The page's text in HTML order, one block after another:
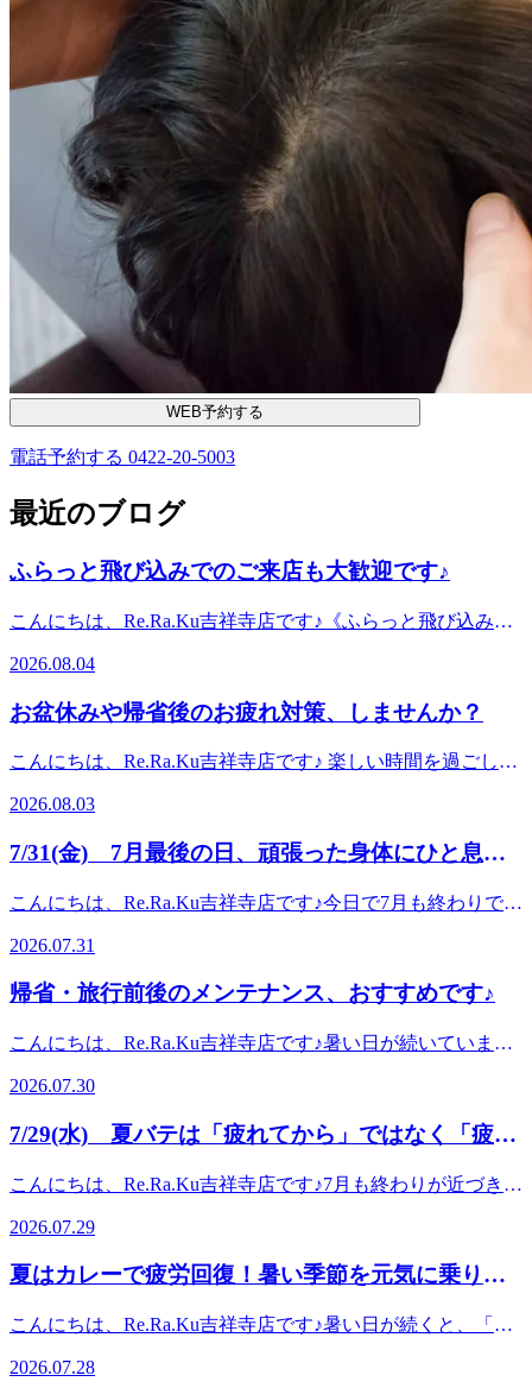
WEB予約する
電話予約する 0422-20-5003
最近のブログ
ふらっと飛び込みでのご来店も大歓迎です♪
こんにちは、Re.Ra.Ku吉祥寺店です♪《ふらっと飛び込みで
いな…」そんなふとした感覚、ありませんか？当店は、ふら
っと飛び込みでのご来店も大歓迎です！実際に、さまざまな
タイミングでお客様にご利用いただいています。 《こんな
かくだから一緒に身体をほぐそう！」と、お二人でご来店さ
れる方も♪・ 観光途中の休憩に外国人のお客様が、観光の途
ります。・お仕事前に頑張るために「これから仕事だから、
その前に身体を整えておきたい！」とご来店される方も。・
お子さまを預けて、久しぶりに自分の時間ができたから普段
って身体のメンテナンスに来てくださることもあります。ご
たいかも」を大切に》身体が疲れていても、「まだ我慢でき
してしまうこともありますよね。でも、「今、身体をほぐし
ンかもしれません。疲れを感じた時に、自分の身体を後回し
にせず、少しだけ労わってあげる。そんな時間を、ぜひ作っ
てあげてください。もちろん、事前のご予約も大歓迎です
♪「近くまで来たから寄ってみようかな」そんな気軽な気持
ちでのご来店もお待ちしております。お出かけの途中に、仕
事の前後に、ちょっと時間ができた時に。皆さまの「今ほぐ
皆さまのご来店を心よりお待ちしております。～～～～～*
*～～～～～*～～～～～本日 8 / 4 ( 火 )の予約状況です。11
30分です。このお時間からですと30分のコースのみお受けい
2026.08.04
お盆休みや帰省後のお疲れ対策、しませんか？
こんにちは、Re.Ra.Ku吉祥寺店です♪ 楽しい時間を過ごした
つらい…」 「足がパンパン…」 「休んだはずなのに疲れが
抜けない…」と感じていませんか？実は、長時間の移動やい
つもと違う姿勢、睡眠時間の変化などは、身体に意外と負担
》車や電車、飛行機などで長時間座っていると、同じ姿勢が
続くことで首・肩・腰まわりの筋肉が緊張しやすくなりま
す。また、脚を動かす機会が少なくなることで、足の重だる
さを感じることも。帰宅後は、軽く歩いたり、ふくらはぎを
動かしたりして、こまめに身体を動かしてあげるのがおすす
めです。《 楽しい時間のあとこそ、身体にも休息を 》帰省
が変わったりすることもありますよね。身体は「いつもと違
で、一度ゆっくり身体をリセットしてあげませんか？当店で
なるところを丁寧にほぐしていきます。「楽しかったけど、
体を労わる時間を作ってあげてください。お仕事が始まる前
のメンテナンスにもおすすめです♪皆さまのご来店を心より
お待ちしております。～～～～～*～～～～～*～～～～～*
～～～～～*～～～～～*～～～～～*～～～～～*～～～～～
本日 8 / 3 ( 月 )の予約状況です。12時～18時50分までいつで
もご予約頂けます。最終受付は18時10分です。このお時間か
2026.08.03
7/31(金) 7月最後の日、頑張った身体にひと息つ
こんにちは、Re.Ra.Ku吉祥寺店です♪今日で7月も終わりです
がでしょうか。この時期は、・疲れが抜けにくい・肩や首、
腰の張りが気になる・冷房の影響で身体が冷えている・寝て
もスッキリしないといったお悩みを抱える方が多くいらっし
す。暑い日が続くと、身体は体温調節のために普段以上のエ
ネルギーを使っています。さらに、室内外の気温差や睡眠不
も少なくありません。「少し疲れているだけ」と思っていて
も、身体からのサインを見逃さないことが大切です。定期的
なメンテナンスで快適な毎日を。身体をゆるめる時間をつく
る・気分転換につながるなど、心身ともにリフレッシュしや
合う時間を大切にしてみませんか。8月も元気に過ごすため
今のうちに身体を整え、良いコンディションで8月を迎えま
＊～～～～～＊～～～～～＊～～～～～＊～～～～～本日
2026.07.31
帰省・旅行前後のメンテナンス、おすすめです♪
こんにちは、Re.Ra.Ku吉祥寺店です♪暑い日が続いています
がきますね🌻帰省や旅行を予定されている方も多いのではな
いでしょうか？長時間の車や新幹線での移動は、同じ姿勢が
続くことで首・肩・腰が疲れやすかったり、足が重たく感じ
ぐしておくことで、旅行中も快適に過ごしやすくなり、お休
みを思いきり楽しめます✨また、お盆明けは「移動で疲れ
た...」「遊び疲れが抜けない...」という方も毎年多くご来店
されています。そんな時はボディケアやフットケアで全身リ
フレッシュしませんか？？フットケアには+330円でお付け
できる炭酸泡の爽快スプレーもオススメです！！ひんやりと
😊この時期限定の爽快ヘッドスパも人気となっておりま
2026.07.30
7/29(水) 夏バテは「疲れてから」ではなく「疲れ
こんにちは、Re.Ra.Ku吉祥寺店です♪7月も終わりが近づき、
重く感じる・疲れがなかなか抜けない・食欲が落ちてきた・
夜、ぐっすり眠れないといったお悩みを感じる方が増えてき
ます。暑さによる疲れは少しずつ蓄積します。暑い日は、体
に、・冷房による冷え・屋外との気温差・汗による水分・ミ
ネラルの消耗などが重なることで、知らないうちに疲れが溜
2026.07.29
夏はカレーで疲労回復！暑い季節を元気に乗り切
こんにちは、Re.Ra.Ku吉祥寺店です♪暑い日が続くと、「食
テ"を感じていませんか？そんな時におすすめなのが、カレ
2026.07.28